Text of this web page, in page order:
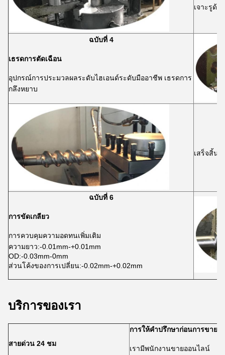
เจาะรูด้า
ฉบับที่ 4
เธรดการตัดเฉือน
อุปกรณ์การประมวลผลระดับไฮเอนด์ระดับมืออาชีพ เธรดการ
กลึงหยาบ
เสร็จสิ้นก
ฉบับที่ 6
การขัดเกลียว
การควบคุมความอดทนเพิ่มเติม
ความยาว:-0.01mm-+0.01mm
OD:-0.03mm-0mm
ส่วนโค้งของการเปลี่ยน:-0.02mm-+0.02mm
บริการของเรา
สายด่วน 24 ชม
การให้คำปรึกษาก่อนการขาย
เรามีพนักงานขายออนไลน์